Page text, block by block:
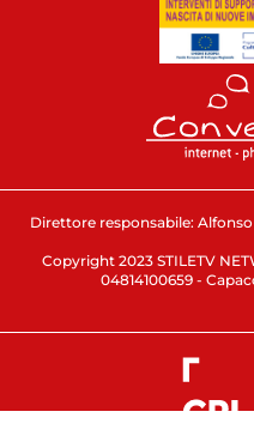
Direttore responsabile:
Copyright 2023 STILETV
04814100659 -